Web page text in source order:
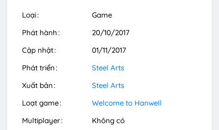
Loại
Game
Phát hành
20/10/2017
Cập nhật
01/11/2017
Phát triển
Steel Arts
Xuất bản
Steel Arts
Loạt game
Welcome to Hanwell
Multiplayer
Không có